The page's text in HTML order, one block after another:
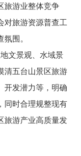
旅游业整体竞争
对旅游资源普查工
围。
文景观、水域景
清五台山景区旅游
开发潜力等，明确
同时合理规整现有
旅游产业高质量发